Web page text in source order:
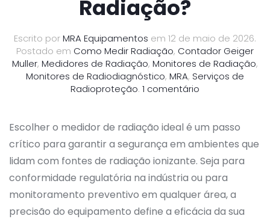
Radiação?
Escrito porMRA Equipamentos em 12 de maio de 2026.
Postado em Como Medir Radiação, Contador Geiger
Muller, Medidores de Radiação, Monitores de Radiação,
Monitores de Radiodiagnóstico, MRA, Serviços de
Radioproteção. 1 comentário
o
Melhor
Medidor
de
Radiação?
Escolher o medidor de radiação ideal é um passo
crítico para garantir a segurança em ambientes que
lidam com fontes de radiação ionizante. Seja para
conformidade regulatória na indústria ou para
monitoramento preventivo em qualquer área, a
precisão do equipamento define a eficácia da sua